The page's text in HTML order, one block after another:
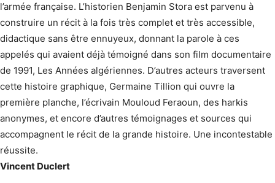
l’armée française. L’historien Benjamin Stora est parvenu à
construire un récit à la fois très complet et très accessible,
didactique sans être ennuyeux, donnant la parole à ces
appelés qui avaient déjà témoigné dans son film documentaire
de 1991, Les Années algériennes. D’autres acteurs traversent
cette histoire graphique, Germaine Tillion qui ouvre la
première planche, l’écrivain Mouloud Feraoun, des harkis
anonymes, et encore d’autres témoignages et sources qui
accompagnent le récit de la grande histoire. Une incontestable
réussite.
Vincent Duclert